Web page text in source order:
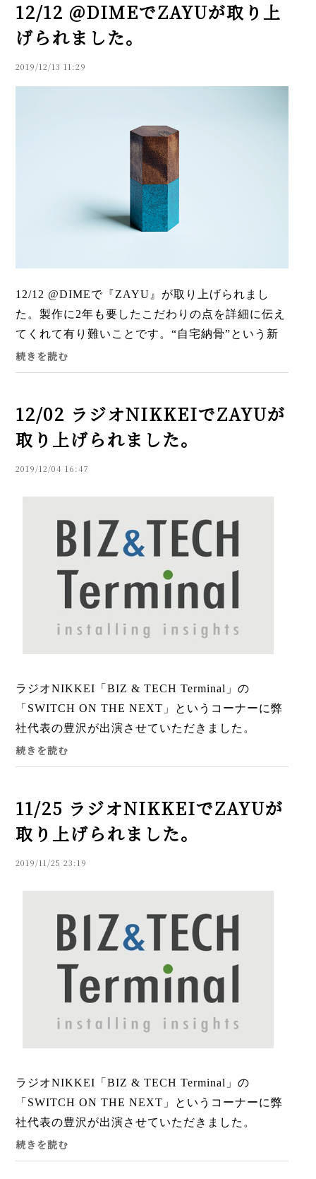
12/12 @DIMEでZAYUが取り上
げられました。
2019/12/13 11:29
12/12 @DIMEで『ZAYU』が取り上げられまし
た。製作に2年も要したこだわりの点を詳細に伝え
てくれて有り難いことです。“自宅納骨”という新
しい供養の形について、年末年始のご家族が会す
る場面で、すこしでも話題...
続きを読む
12/02 ラジオNIKKEIでZAYUが
取り上げられました。
2019/12/04 16:47
ラジオNIKKEI「BIZ & TECH Terminal」の
「SWITCH ON THE NEXT」というコーナーに弊
社代表の豊沢が出演させていただきました。
「ZAYU」についての話から、現在のお墓事情、
納骨スタイルまで、色々とお話しさせ...
続きを読む
11/25 ラジオNIKKEIでZAYUが
取り上げられました。
2019/11/25 23:19
ラジオNIKKEI「BIZ & TECH Terminal」の
「SWITCH ON THE NEXT」というコーナーに弊
社代表の豊沢が出演させていただきました。
「ZAYU」についての話から、現在のお墓事情、
納骨スタイルまで、色々とお話しさせ...
続きを読む